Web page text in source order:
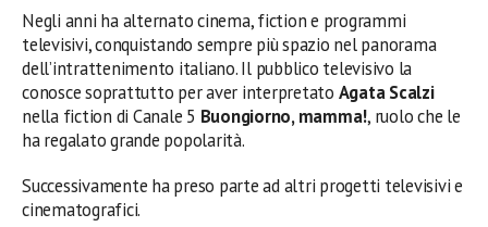
Negli anni ha alternato cinema, fiction e programmi
televisivi, conquistando sempre più spazio nel panorama
dell’intrattenimento italiano. Il pubblico televisivo la
conosce soprattutto per aver interpretato Agata Scalzi
nella fiction di Canale 5 Buongiorno, mamma!, ruolo che le
ha regalato grande popolarità.
Successivamente ha preso parte ad altri progetti televisivi e
cinematografici.